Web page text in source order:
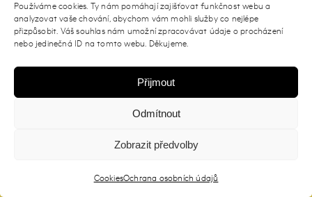
Používáme cookies. Ty nám pomáhají zajišťovat funkčnost webu a
analyzovat vaše chování, abychom vám mohli služby co nejlépe
přizpůsobit. Váš souhlas nám umožní zpracovávat údaje o procházení
nebo jedinečná ID na tomto webu. Děkujeme.
Přijmout
Odmítnout
Zobrazit předvolby
CookiesOchrana osobních údajů